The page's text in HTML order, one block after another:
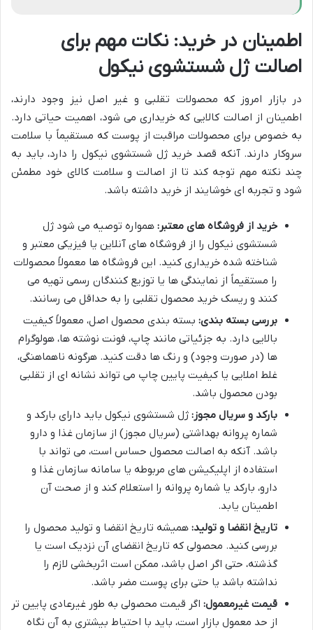
اطمینان در خرید: نکات مهم برای
اصالت ژل شستشوی نیکول
در بازار امروز که محصولات تقلبی و غیر اصل نیز وجود دارند،
اطمینان از اصالت کالایی که خریداری می شود، اهمیت حیاتی دارد.
به خصوص برای محصولات مراقبت از پوست که مستقیماً با سلامت
سروکار دارند. آنکه قصد خرید ژل شستشوی نیکول را دارد، باید به
چند نکته مهم توجه کند تا از اصالت و سلامت کالای خود مطمئن
شود و تجربه ای خوشایند از خرید داشته باشد.
خرید از فروشگاه های معتبر: همواره توصیه می شود ژل
شستشوی نیکول را از فروشگاه های آنلاین یا فیزیکی معتبر و
شناخته شده خریداری کنید. این فروشگاه ها معمولاً محصولات
را مستقیماً از نمایندگی ها یا توزیع کنندگان رسمی تهیه می
کنند و ریسک خرید محصول تقلبی را به حداقل می رسانند.
بررسی بسته بندی: بسته بندی محصول اصل، معمولاً کیفیت
بالایی دارد. به جزئیاتی مانند چاپ، فونت نوشته ها، هولوگرام
ها (در صورت وجود) و رنگ ها دقت کنید. هرگونه ناهماهنگی،
غلط املایی یا کیفیت پایین چاپ می تواند نشانه ای از تقلبی
بودن محصول باشد.
بارکد و سریال مجوز: ژل شستشوی نیکول باید دارای بارکد و
شماره پروانه بهداشتی (سریال مجوز) از سازمان غذا و دارو
باشد. آنکه به اصالت محصول حساس است، می تواند با
استفاده از اپلیکیشن های مربوطه یا سامانه سازمان غذا و
دارو، بارکد یا شماره پروانه را استعلام کند و از صحت آن
اطمینان یابد.
تاریخ انقضا و تولید: همیشه تاریخ انقضا و تولید محصول را
بررسی کنید. محصولی که تاریخ انقضای آن نزدیک است یا
گذشته، حتی اگر اصل باشد، ممکن است اثربخشی لازم را
نداشته باشد یا حتی برای پوست مضر باشد.
قیمت غیرمعمول: اگر قیمت محصولی به طور غیرعادی پایین تر
از حد معمول بازار است، باید با احتیاط بیشتری به آن نگاه